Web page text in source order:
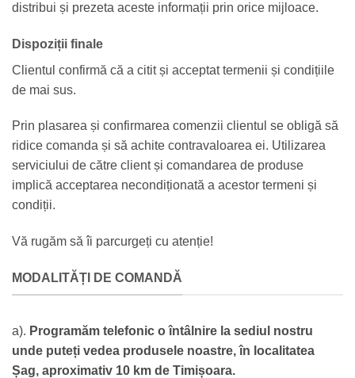
distribui și prezeta aceste informații prin orice mijloace.
Dispoziții finale
Clientul confirmă că a citit și acceptat termenii și condițiile
de mai sus.
Prin plasarea și confirmarea comenzii clientul se obligă să
ridice comanda și să achite contravaloarea ei. Utilizarea
serviciului de către client și comandarea de produse
implică acceptarea necondiționată a acestor termeni și
condiții.
Vă rugăm să îi parcurgeți cu atenție!
MODALITĂȚI DE COMANDĂ
a). Programăm telefonic o întâlnire la sediul nostru
unde puteți vedea produsele noastre, în localitatea
Șag, aproximativ 10 km de Timișoara.